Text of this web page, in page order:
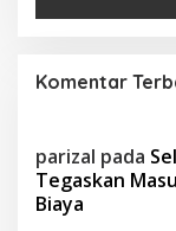
Komentar
parizal pada
Tegaskan
Biaya